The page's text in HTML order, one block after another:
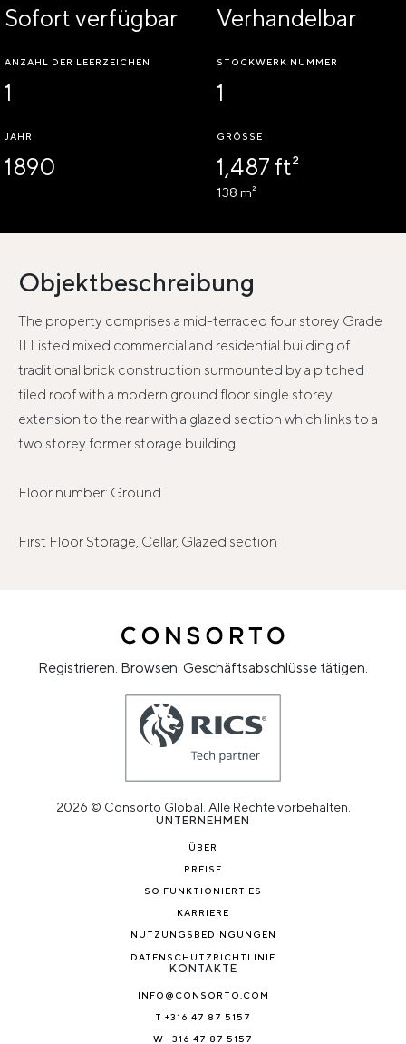
Sofort verfügbar Verhandelbar
ANZAHL DER LEERZEICHEN
1
STOCKWERK NUMMER
1
JAHR
1890
GRÖSSE
1,487 ft²
138 m²
Objektbeschreibung
The property comprises a mid-terraced four storey Grade
II Listed mixed commercial and residential building of
traditional brick construction surmounted by a pitched
tiled roof with a modern ground floor single storey
extension to the rear with a glazed section which links to a
two storey former storage building.
Floor number: Ground
First Floor Storage, Cellar, Glazed section
Registrieren. Browsen. Geschäftsabschlüsse tätigen.
2026 © Consorto Global. Alle Rechte vorbehalten.
UNTERNEHMEN
ÜBER
PREISE
SO FUNKTIONIERT ES
KARRIERE
NUTZUNGSBEDINGUNGEN
DATENSCHUTZRICHTLINIE
KONTAKTE
INFO@CONSORTO.COM
T +316 47 87 5157
W +316 47 87 5157